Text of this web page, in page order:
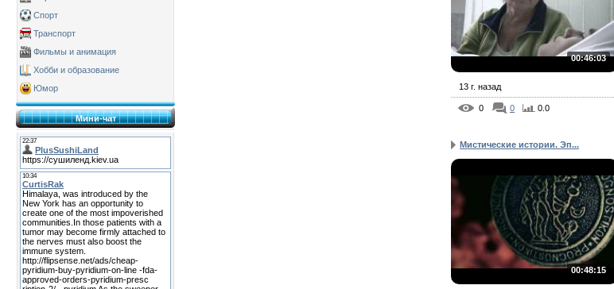
Спорт
Транспорт
Фильмы и анимация
Хобби и образование
Юмор
Мини-чат
00:46:03
13 г. назад
0 0 0.0
Мистические истории. Эп...
00:48:15